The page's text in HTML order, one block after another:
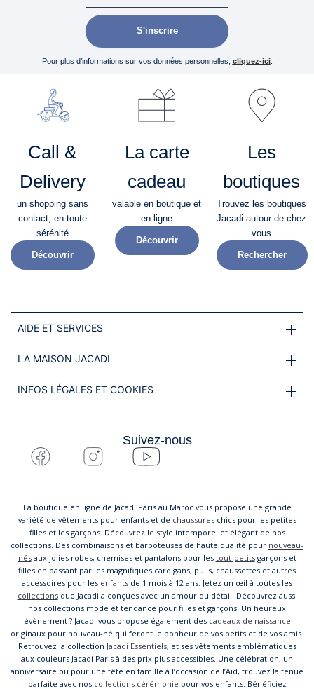
S'inscrire
Pour plus d’informations sur vos données personnelles, cliquez-ici.
Call &
Delivery
un shopping sans
contact, en toute
sérénité​
Découvrir
La carte
cadeau
valable en boutique et
en ligne
Découvrir
Les
boutiques
Trouvez les boutiques
Jacadi autour de chez
vous
Rechercher
AIDE ET SERVICES
LA MAISON JACADI
INFOS LÉGALES ET COOKIES
Suivez-nous
La boutique en ligne de Jacadi Paris au Maroc vous propose une grande
variété de vêtements pour enfants et de chaussureschics pour les petites
filles et les garçons. Découvrez le style intemporel et élégant de nos
collections. Des combinaisons et barboteuses de haute qualité pour nouveau-
nésaux jolies robes, chemises et pantalons pour les tout-petitsgarçons et
filles en passant par les magnifiques cardigans, pulls, chaussettes et autres
accessoires pour les enfants de 1 mois à 12 ans. Jetez un œil à toutes les
collectionsque Jacadi a conçues avec un amour du détail. Découvrez aussi
nos collections mode et tendance pour filles et garçons. Un heureux
évènement ? Jacadi vous propose également des cadeaux de naissance
originaux pour nouveau-né qui feront le bonheur de vos petits et de vos amis.
Retrouvez la collection Jacadi Essentiels, et ses vêtements emblématiques
aux couleurs Jacadi Paris à des prix plus accessibles. Une célébration, un
anniversaire ou pour une fête en famille à l’occasion de l’Aid, trouvez la tenue
parfaite avec nos collections cérémonie pour vos enfants. Bénéficiez